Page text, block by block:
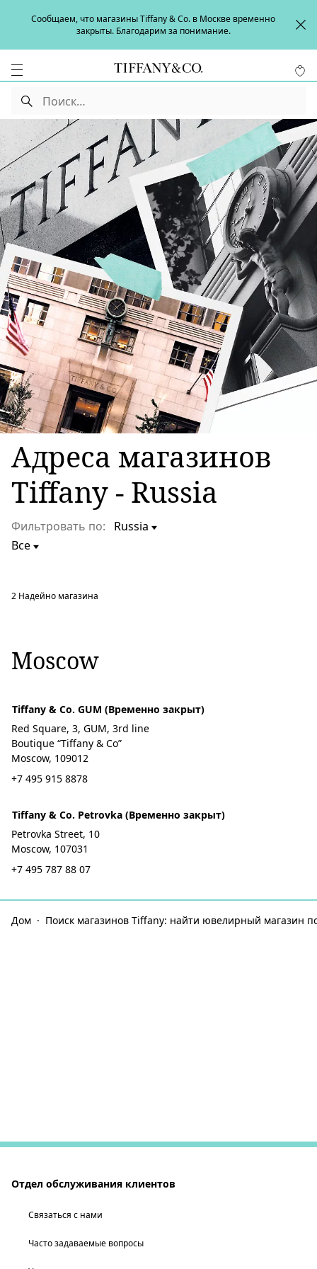
Сообщаем, что магазины Tiffany & Co. в Москве временно
закрыты. Благодарим за понимание.
Адреса магазинов
Tiffany - Russia
Фильтровать по:
2 Надейно магазина
Moscow
Tiffany & Co. GUM (Временно закрыт)
Red Square, 3, GUM, 3rd line
Boutique “Tiffany & Co”
Moscow, 109012
+7 495 915 8878
Tiffany & Co. Petrovka (Временно закрыт)
Petrovka Street, 10
Moscow, 107031
+7 495 787 88 07
Дом Поиск магазинов Tiffany: найти ювелирный магазин
Отдел обслуживания клиентов
Связаться с нами
Часто задаваемые вопросы